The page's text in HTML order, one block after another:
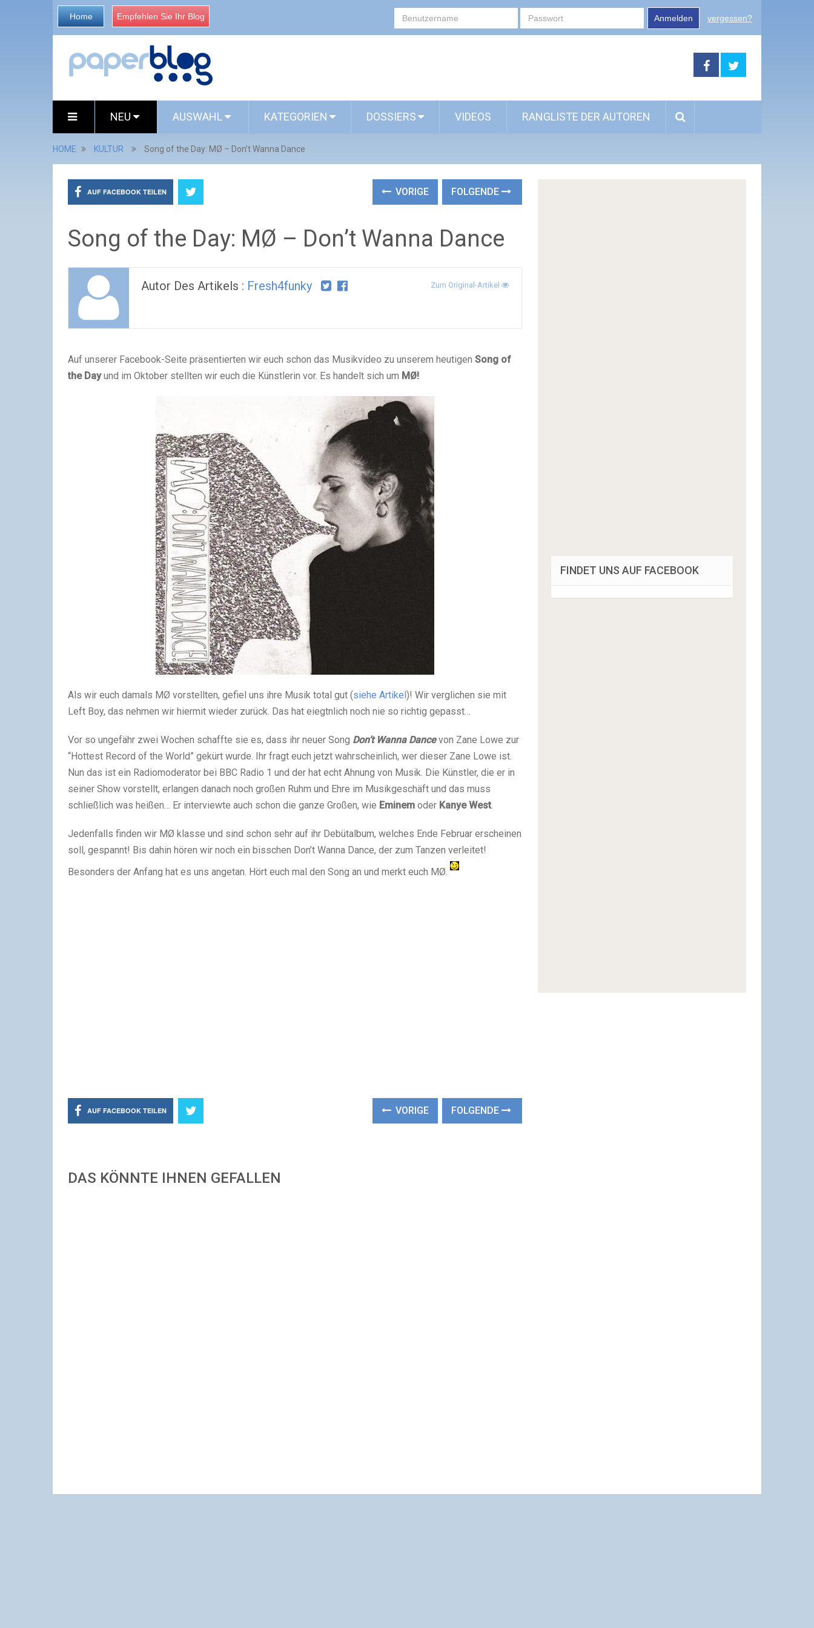
Home Empfehlen Sie Ihr Blog Anmelden vergessen?
NEU AUSWAHL KATEGORIEN DOSSIERS VIDEOS RANGLISTE DER AUTOREN
HOME KULTUR Song of the Day: MØ – Don’t Wanna Dance
AUF FACEBOOK TEILEN VORIGE FOLGENDE
Song of the Day: MØ – Don’t Wanna Dance
Autor Des Artikels : Fresh4funky Zum Original-Artikel
Auf unserer Facebook-Seite präsentierten wir euch schon das Musikvideo zu unserem heutigen Song of
the Dayund im Oktober stellten wir euch die Künstlerin vor. Es handelt sich um MØ!
Als wir euch damals MØ vorstellten, gefiel uns ihre Musik total gut (siehe Artikel)! Wir verglichen sie mit
Left Boy, das nehmen wir hiermit wieder zurück. Das hat eiegtnlich noch nie so richtig gepasst…
Vor so ungefähr zwei Wochen schaffte sie es, dass ihr neuer Song Don’t Wanna Dancevon Zane Lowe zur
“Hottest Record of the World” gekürt wurde. Ihr fragt euch jetzt wahrscheinlich, wer dieser Zane Lowe ist.
Nun das ist ein Radiomoderator bei BBC Radio 1 und der hat echt Ahnung von Musik. Die Künstler, die er in
seiner Show vorstellt, erlangen danach noch großen Ruhm und Ehre im Musikgeschäft und das muss
schließlich was heißen… Er interviewte auch schon die ganze Großen, wie Eminem oder Kanye West.
Jedenfalls finden wir MØ klasse und sind schon sehr auf ihr Debütalbum, welches Ende Februar erscheinen
soll, gespannt! Bis dahin hören wir noch ein bisschen Don’t Wanna Dance, der zum Tanzen verleitet!
Besonders der Anfang hat es uns angetan. Hört euch mal den Song an und merkt euch MØ.
AUF FACEBOOK TEILEN VORIGE FOLGENDE
DAS KÖNNTE IHNEN GEFALLEN
FINDET UNS AUF FACEBOOK